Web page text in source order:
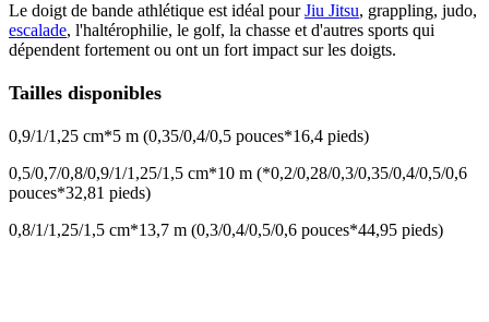
Le doigt de bande athlétique est idéal pourJiu Jitsu, grappling, judo,
escalade, l'haltérophilie, le golf, la chasse et d'autres sports qui
dépendent fortement ou ont un fort impact sur les doigts.
Tailles disponibles
0,9/1/1,25 cm*5 m (0,35/0,4/0,5 pouces*16,4 pieds)
0,5/0,7/0,8/0,9/1/1,25/1,5 cm*10 m (*0,2/0,28/0,3/0,35/0,4/0,5/0,6
pouces*32,81 pieds)
0,8/1/1,25/1,5 cm*13,7 m (0,3/0,4/0,5/0,6 pouces*44,95 pieds)